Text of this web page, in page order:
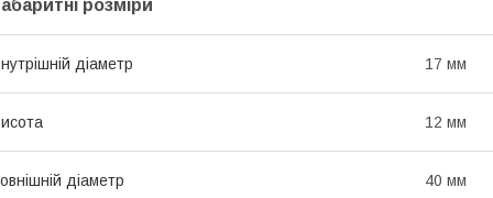
розміри
діаметр 17 мм
12 мм
діаметр 40 мм